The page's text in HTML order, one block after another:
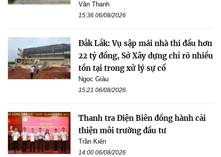
Văn Thanh
15:36 06/08/2026
Đắk Lắk: Vụ sập mái nhà thi đấu hơn
22 tỷ đồng, Sở Xây dựng chỉ rõ nhiều
tồn tại trong xử lý sự cố
Ngọc Giàu
15:21 06/08/2026
Thanh tra Điện Biên đồng hành cải
thiện môi trường đầu tư
Trần Kiên
14:00 06/08/2026